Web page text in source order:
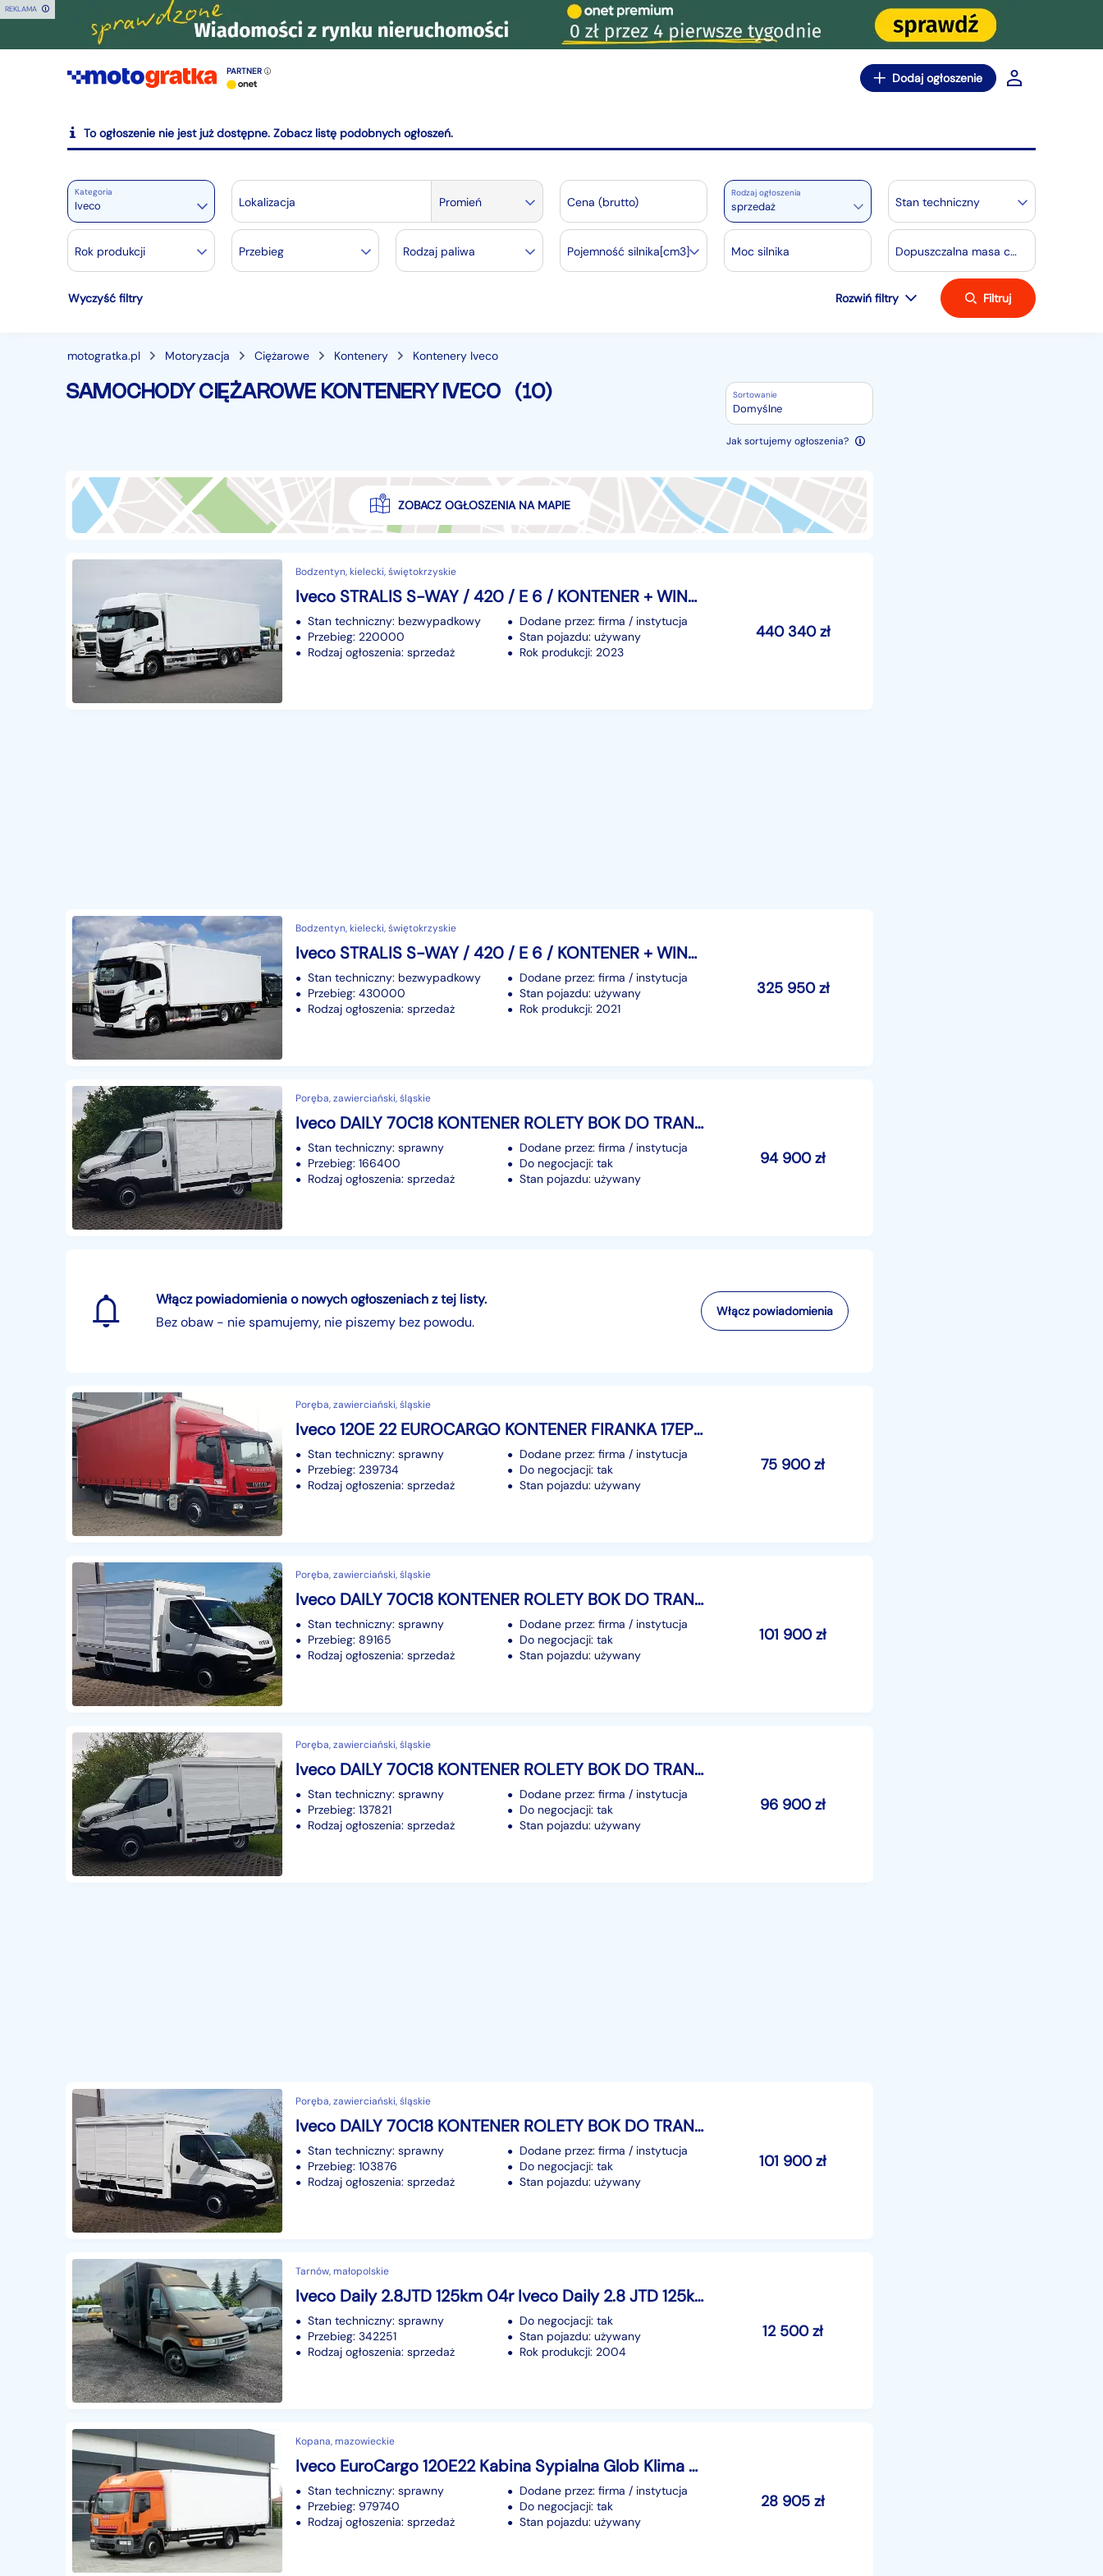
REKLAMA
PARTNER Dodaj ogłoszenie
To ogłoszenie nie jest już dostępne. Zobacz listę podobnych ogłoszeń.
Kategoria
Iveco
Motoryzacja
Osobowe
Dostawcze 3542
740
Autobusy 167
Części samochodowe 14655
Części motocyklowe 1
Pojazdy specjalistyczne
Lokalizacja Promień Cena (brutto)
Rodzaj ogłoszenia
sprzedaż Stan techniczny
Rok produkcji Przebieg Rodzaj paliwa Pojemność silnika[cm3] Moc silnika Dopuszczalna masa całkowita[kg]
Wyczyść filtry Rozwiń filtry Filtruj
motogratka.pl Motoryzacja Ciężarowe Kontenery Kontenery Iveco
SAMOCHODY CIĘŻAROWE KONTENERY IVECO (10) Sortowanie
Domyślne
Jak sortujemy ogłoszenia?
ZOBACZ OGŁOSZENIA NA MAPIE
Bodzentyn, kielecki, świętokrzyskie
Iveco STRALIS S-WAY / 420 / E 6 / KONTENER + WINDA / 22 PALETY / RETARDER / OŚ SK
Stan techniczny: bezwypadkowy
Przebieg: 220000
Rodzaj ogłoszenia: sprzedaż
Dodane przez: firma / instytucja
Stan pojazdu: używany
Rok produkcji: 2023
440 340zł
Bodzentyn, kielecki, świętokrzyskie
Iveco STRALIS S-WAY / 420 / E 6 / KONTENER + WINDA / 20 PALET / RETARDER OŚ SKRĘT
Stan techniczny: bezwypadkowy
Przebieg: 430000
Rodzaj ogłoszenia: sprzedaż
Dodane przez: firma / instytucja
Stan pojazdu: używany
Rok produkcji: 2021
325 950zł
Poręba, zawierciański, śląskie
Iveco DAILY 70C18 KONTENER ROLETY BOK DO TRANSPORTU WODY 3,66x2,21x1,86 KLIMA 7T
Stan techniczny: sprawny
Przebieg: 166400
Rodzaj ogłoszenia: sprzedaż
Dodane przez: firma / instytucja
Do negocjacji: tak
Stan pojazdu: używany
94 900zł
Włącz powiadomienia o nowych ogłoszeniach z tej listy.
Bez obaw - nie spamujemy, nie piszemy bez powodu.
Włącz powiadomienia
Poręba, zawierciański, śląskie
Iveco 120E 22 EUROCARGO KONTENER FIRANKA 17EP 7,02x2,49x2,65 MANUAL DMC 11990KG
Stan techniczny: sprawny
Przebieg: 239734
Rodzaj ogłoszenia: sprzedaż
Dodane przez: firma / instytucja
Do negocjacji: tak
Stan pojazdu: używany
75 900zł
Poręba, zawierciański, śląskie
Iveco DAILY 70C18 KONTENER ROLETY BOK DO TRANSPORTU WODY 3,23x2,21x1,86 PODWOZIE
Stan techniczny: sprawny
Przebieg: 89165
Rodzaj ogłoszenia: sprzedaż
Dodane przez: firma / instytucja
Do negocjacji: tak
Stan pojazdu: używany
101 900zł
Poręba, zawierciański, śląskie
Iveco DAILY 70C18 KONTENER ROLETY BOK DO TRANSPORTU WODY 3,23x2,21x1,86 PODWOZIE
Stan techniczny: sprawny
Przebieg: 137821
Rodzaj ogłoszenia: sprzedaż
Dodane przez: firma / instytucja
Do negocjacji: tak
Stan pojazdu: używany
96 900zł
Poręba, zawierciański, śląskie
Iveco DAILY 70C18 KONTENER ROLETY BOK DO TRANSPORTU WODY 3,66x2,21x1,86 KLIMA
Stan techniczny: sprawny
Przebieg: 103876
Rodzaj ogłoszenia: sprzedaż
Dodane przez: firma / instytucja
Do negocjacji: tak
Stan pojazdu: używany
101 900zł
Tarnów, małopolskie
Iveco Daily 2.8JTD 125km 04r Iveco Daily 2.8 JTD 125km 04r
Stan techniczny: sprawny
Przebieg: 342251
Rodzaj ogłoszenia: sprzedaż
Do negocjacji: tak
Stan pojazdu: używany
Rok produkcji: 2004
12 500zł
Kopana, mazowieckie
Iveco EuroCargo 120E22 Kabina Sypialna Glob Klima Webasto Kontener Izotermiczny Zarejestrowany Winda
Stan techniczny: sprawny
Przebieg: 979740
Rodzaj ogłoszenia: sprzedaż
Dodane przez: firma / instytucja
Do negocjacji: tak
Stan pojazdu: używany
28 905 zł